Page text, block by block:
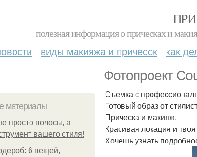
полезная информация о прическах и
виды макияжа и причесок как
Фотопроект
материалы
просто волосы, а
вашего стиля!
6 вещей,
Съемка с
Готовый образ от
Прическа и макияж.
Красивая локация и
Хочешь узнать